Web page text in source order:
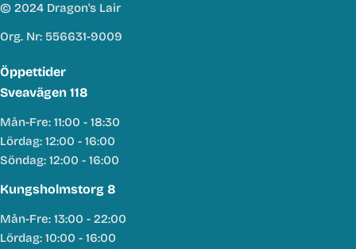
© 2024 Dragon's Lair
Org. Nr: 556631-9009
Öppettider
Sveavägen 118
Mån-Fre: 11:00 - 18:30
Lördag: 12:00 - 16:00
Söndag: 12:00 - 16:00
Kungsholmstorg 8
Mån-Fre: 13:00 - 22:00
Lördag: 10:00 - 16:00